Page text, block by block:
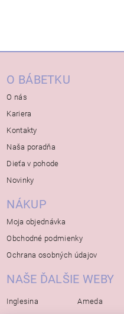
O BÁBETKU
O nás
Kariera
Kontakty
Naša poradňa
Dieťa v pohode
Novinky
NÁKUP
Moja objednávka
Obchodné podmienky
Ochrana osobných údajov
NAŠE ĎALŠIE WEBY
Inglesina
Ameda